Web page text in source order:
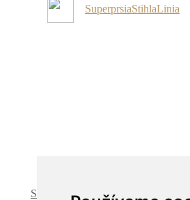
SuperprsiaStihlaLinia
Super prsia Bra